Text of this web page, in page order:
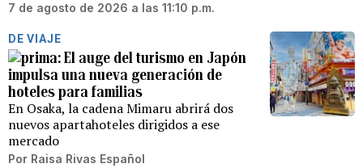
7 de agosto de 2026 a las 11:10 p.m.
DE VIAJE
El auge del turismo en Japón
impulsa una nueva generación de
hoteles para familias
En Osaka, la cadena Mimaru abrirá dos
nuevos apartahoteles dirigidos a ese
mercado
Por Raisa Rivas Español